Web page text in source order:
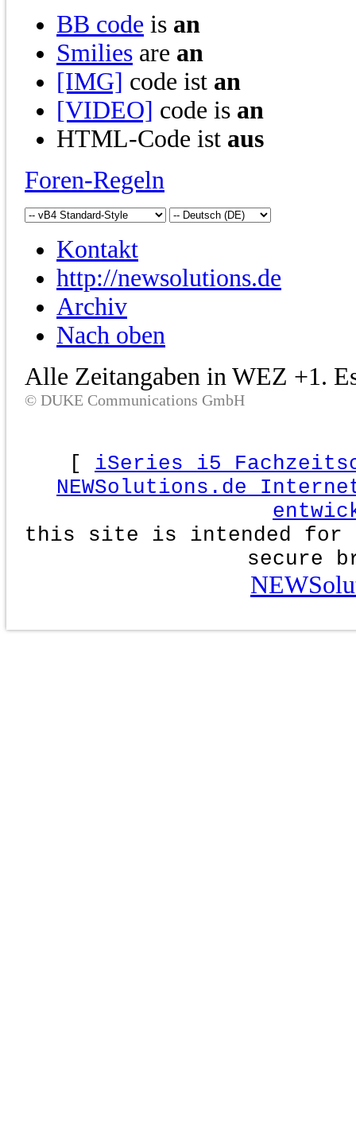
BB code is an
Smilies are an
[IMG] code ist an
[VIDEO] code is an
HTML-Code ist aus
Foren-Regeln
Kontakt
http://newsolutions.de
Archiv
Nach oben
Alle Zeitangaben in WEZ +1.
© DUKE Communications GmbH
[ iSeries i5
NEWSolutions.de
this site is intended for
secure